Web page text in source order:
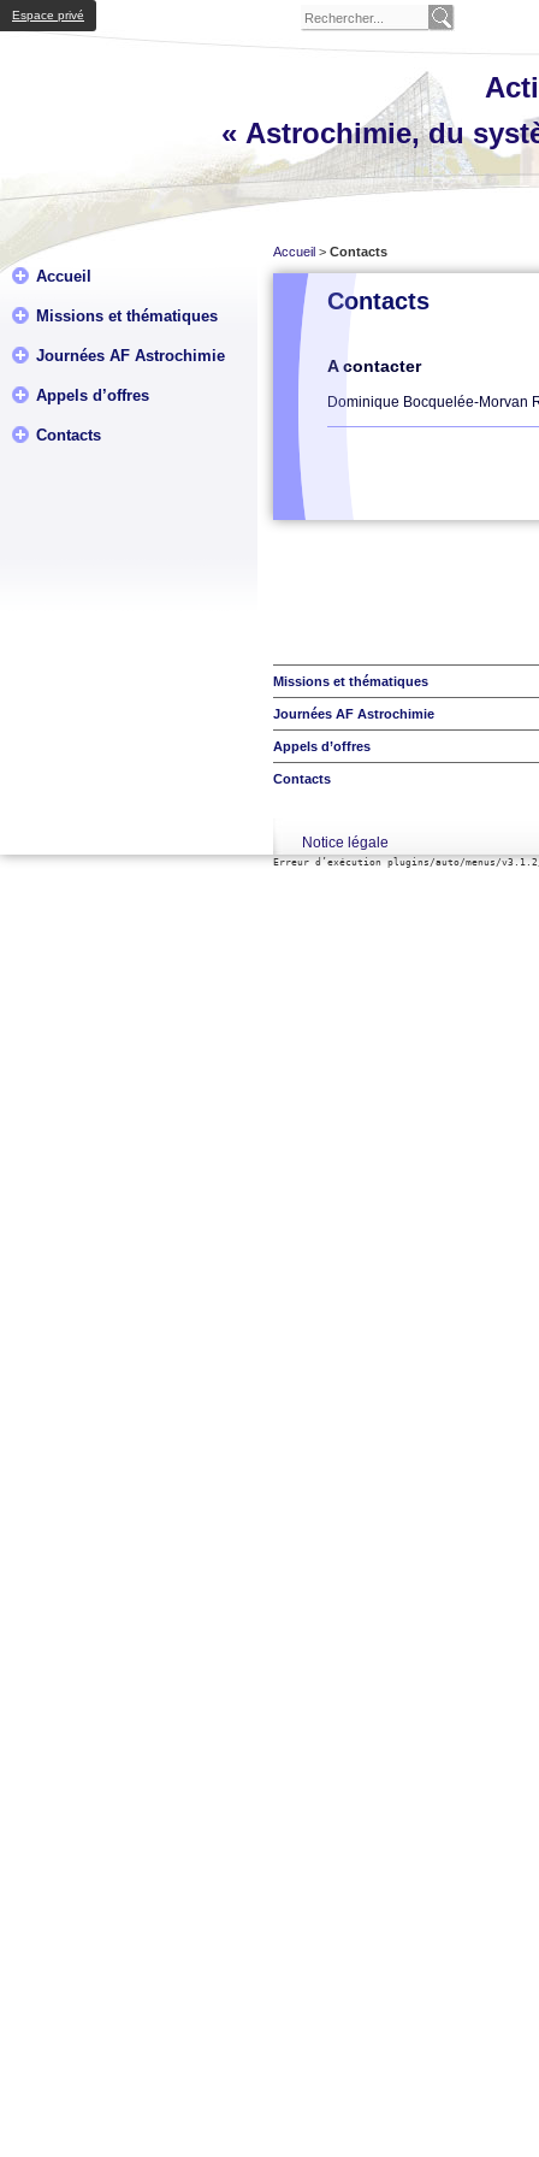
Espace privé
« Astrochimie, du
Accueil
Missions et thématiques
Journées AF Astrochimie
Appels d’offres
Contacts
Accueil > Contacts
Contacts
A contacter
Dominique Bocquelée-Morvan
Missions et thématiques
Journées AF Astrochimie
Appels d’offres
Contacts
Notice légale
Erreur d’exécution plugins/auto/menus/